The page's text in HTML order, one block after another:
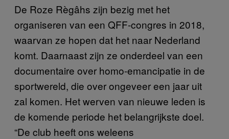
De Roze Règâhs zijn bezig met het
organiseren van een QFF-congres in 2018,
waarvan ze hopen dat het naar Nederland
komt. Daarnaast zijn ze onderdeel van een
documentaire over homo-emancipatie in de
sportwereld, die over ongeveer een jaar uit
zal komen. Het werven van nieuwe leden is
de komende periode het belangrijkste doel.
“De club heeft ons weleens